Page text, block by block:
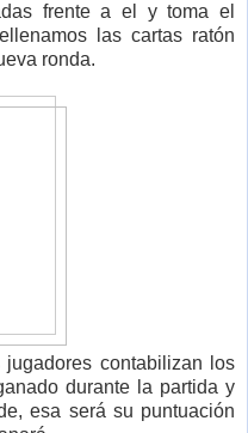
frente a el y toma el
las cartas ratón
ronda.
contabilizan los
durante la partida y
esa será su puntuación